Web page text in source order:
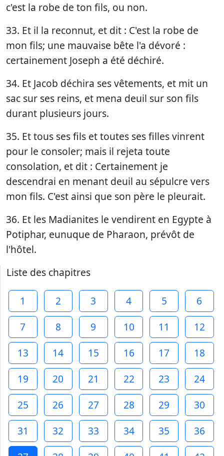
c'est la robe de ton fils, ou non.
33. Et il la reconnut, et dit : C'est la robe de
mon fils; une mauvaise bête l'a dévoré :
certainement Joseph a été déchiré.
34. Et Jacob déchira ses vêtements, et mit un
sac sur ses reins, et mena deuil sur son fils
durant plusieurs jours.
35. Et tous ses fils et toutes ses filles vinrent
pour le consoler; mais il rejeta toute
consolation, et dit : Certainement je
descendrai en menant deuil au sépulcre vers
mon fils. C'est ainsi que son père le pleurait.
36. Et les Madianites le vendirent en Egypte à
Potiphar, eunuque de Pharaon, prévôt de
l'hôtel.
Liste des chapitres
1 2 3 4 5
6
7
8 9 10 11
12
13
14 15 16 17
18
19
20 21 22 23
24
25
26 27 28 29
30
31
32 33 34 35
36